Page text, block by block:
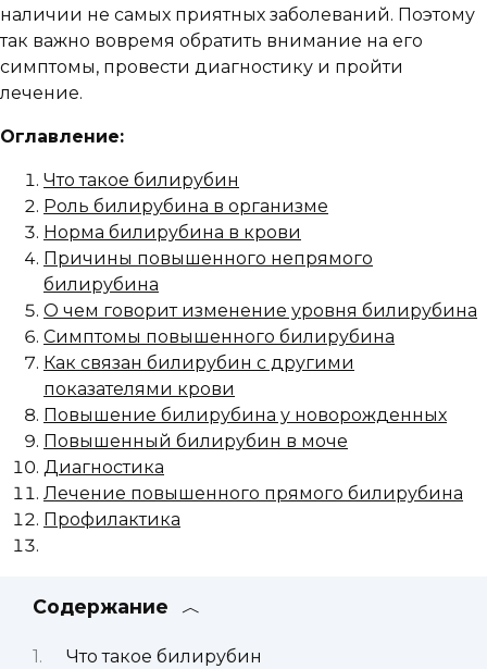
наличии не самых приятных заболеваний. Поэтому
так важно вовремя обратить внимание на его
симптомы, провести диагностику и пройти
лечение.
Оглавление:
Что такое билирубин
Роль билирубина в организме
Норма билирубина в крови
Причины повышенного непрямого
билирубина
О чем говорит изменение уровня билирубина
Симптомы повышенного билирубина
Как связан билирубин с другими
показателями крови
Повышение билирубина у новорожденных
Повышенный билирубин в моче
Диагностика
Лечение повышенного прямого билирубина
Профилактика
Содержание
Что такое билирубин